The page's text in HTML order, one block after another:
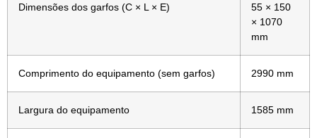
Dimensões dos garfos (C × L × E)
55 × 150
× 1070
mm
Comprimento do equipamento (sem garfos) 2990 mm
Largura do equipamento 1585 mm